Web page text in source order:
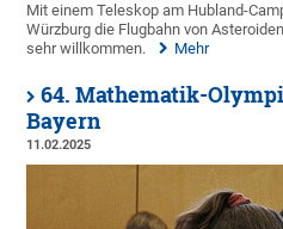
Mit einem Teleskop am Hubland-
Würzburg die Flugbahn von
sehr willkommen.
Mehr
64. Mathematik-
Bayern
11.02.2025